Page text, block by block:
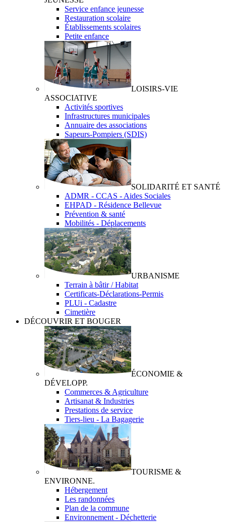
Service enfance jeunesse
Restauration scolaire
Établissements scolaires
Petite enfance
LOISIRS-VIE
ASSOCIATIVE
Activités sportives
Infrastructures municipales
Annuaire des associations
Sapeurs-Pompiers (SDIS)
SOLIDARITÉ ET SANTÉ
ADMR - CCAS - Aides Sociales
EHPAD - Résidence Bellevue
Prévention & santé
Mobilités - Déplacements
URBANISME
Terrain à bâtir / Habitat
Certificats-Déclarations-Permis
PLUi - Cadastre
Cimetière
DÉCOUVRIR ET BOUGER
ÉCONOMIE &
DÉVELOPP.
Commerces & Agriculture
Artisanat & Industries
Prestations de service
Tiers-lieu - La Bagagerie
TOURISME &
ENVIRONNE.
Hébergement
Les randonnées
Plan de la commune
Environnement - Déchetterie